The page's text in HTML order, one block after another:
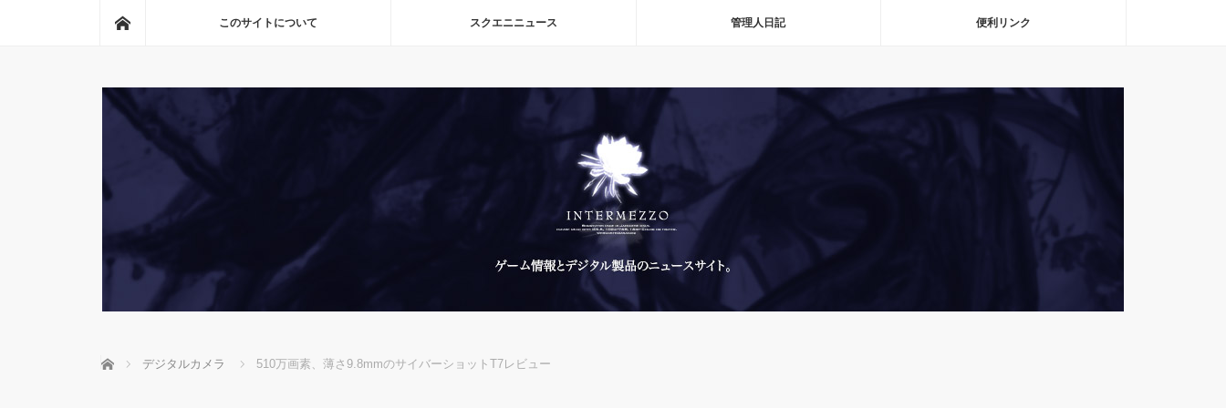
このサイトについて スクエニニュース 管理人日記 便利リンク
ホーム デジタルカメラ 510万画素、薄さ9.8mmのサイバーショットT7レビュー